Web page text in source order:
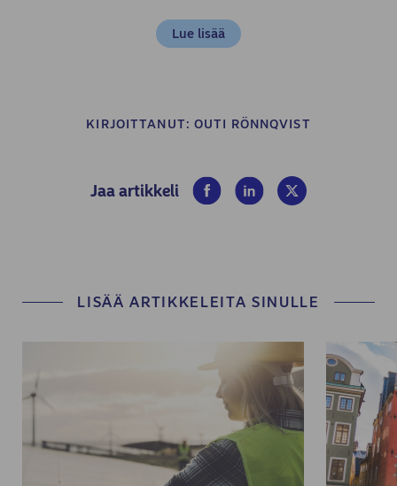
Lue lisää
KIRJOITTANUT: OUTI RÖNNQVIST
Jaa artikkeli (opens in new window)
(opens in new window)
(opens in new
LISÄÄ ARTIKKELEITA SINULLE